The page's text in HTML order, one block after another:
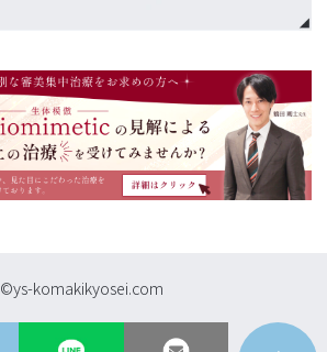
©ys-komakikyosei.com